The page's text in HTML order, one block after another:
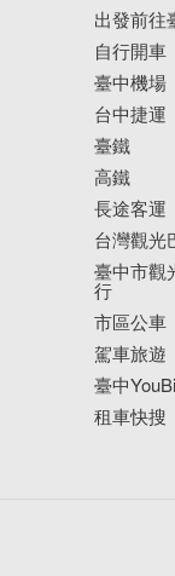
出發前往
自行開車
臺中機場
台中捷運
臺鐵
高鐵
長途客運
台灣觀光
臺中市觀
行
市區公車
駕車旅遊
臺中
租車快搜